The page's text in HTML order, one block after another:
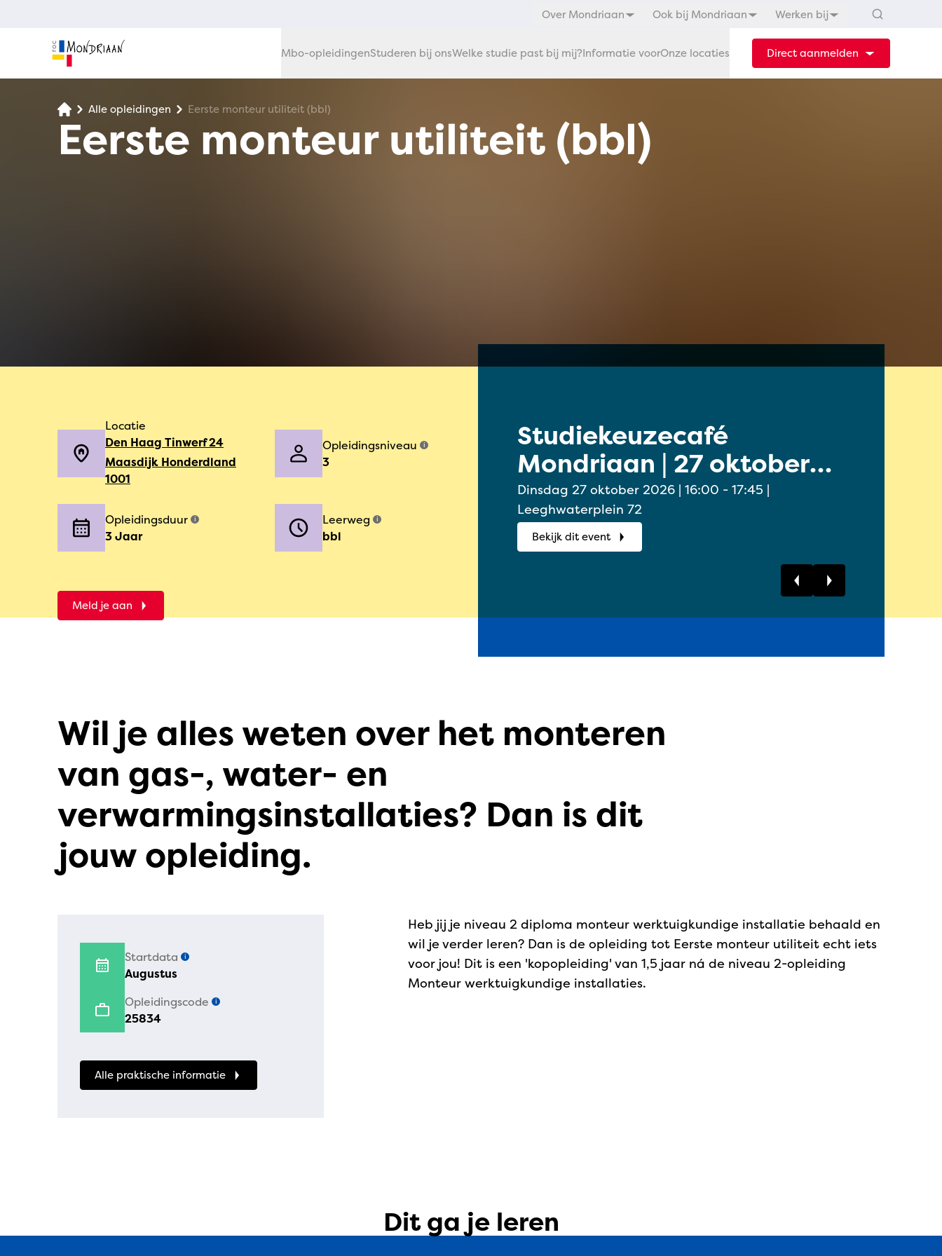
Over Mondriaan Ook bij Mondriaan Werken bij
Mbo-opleidingenStuderen bij onsWelke studie past bij mij?Informatie voorOnze locaties Direct aanmelden
Alle opleidingen Eerste monteur utiliteit (bbl)
Eerste monteur utiliteit (bbl)
Locatie
Den Haag Tinwerf 24
Maasdijk Honderdland
1001
Opleidingsniveau i
3
Opleidingsduur i
3 Jaar
Leerweg i
bbl
Meld je aan
Studiekeuzecafé
Mondriaan | 27 oktober
2026
Dinsdag 27 oktober 2026 | 16:00 - 17:45 |
Leeghwaterplein 72
Bekijk dit event
Wil je alles weten over het monteren
van gas-, water- en
verwarmingsinstallaties? Dan is dit
jouw opleiding.
Startdata i
Augustus
Opleidingscode
i
25834
Alle praktische informatie
Heb jij je niveau 2 diploma monteur werktuigkundige installatie behaald en
wil je verder leren? Dan is de opleiding tot Eerste monteur utiliteit echt iets
voor jou! Dit is een 'kopopleiding' van 1,5 jaar ná de niveau 2-opleiding
Monteur werktuigkundige installaties.
Dit ga je leren